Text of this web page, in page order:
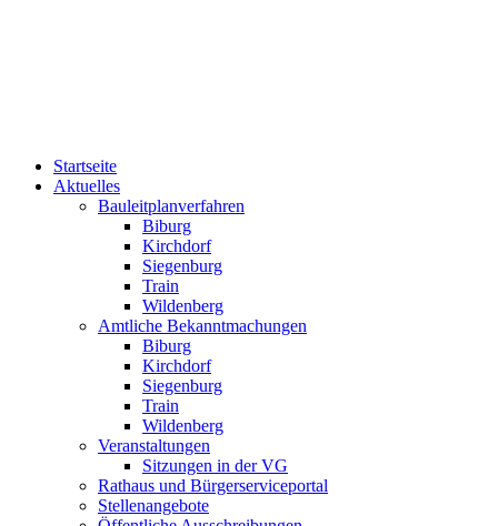
Startseite
Aktuelles
Bauleitplanverfahren
Biburg
Kirchdorf
Siegenburg
Train
Wildenberg
Amtliche Bekanntmachungen
Biburg
Kirchdorf
Siegenburg
Train
Wildenberg
Veranstaltungen
Sitzungen in der VG
Rathaus und Bürgerserviceportal
Stellenangebote